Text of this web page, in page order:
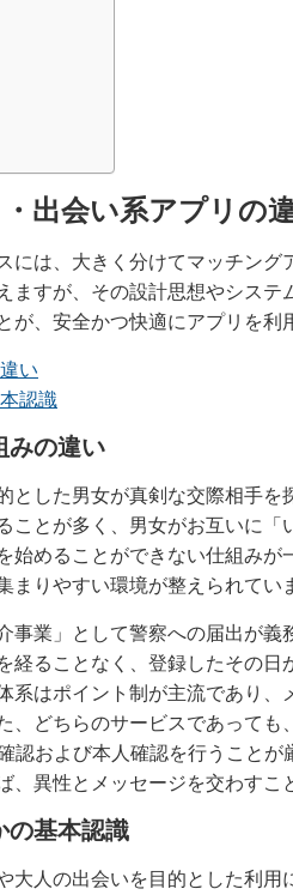
出会い系アプリの
には、大きく分けてマッチン
すが、その設計思想やシス
、安全かつ快適にアプリを利
い
認識
みの違い
した男女が真剣な交際相手を
とが多く、男女がお互いに「
めることができない仕組み
りやすい環境が整えられてい
業」として警察への届出が
経ることなく、登録したその
はポイント制が主流であり、
どちらのサービスであって
認および本人確認を行うこと
異性とメッセージを交わすこ
の基本認識
人の出会いを目的とした利